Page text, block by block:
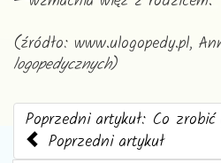
(źródło: www.ulogopedy.pl,
logopedycznych)
Poprzedni artykuł: Co
Poprzedni artykuł